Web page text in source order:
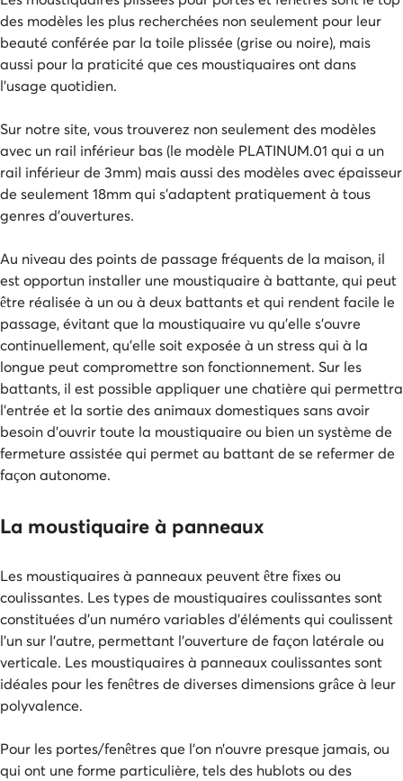
des modèles les plus recherchées non seulement pour leur
beauté conférée par la toile plissée (grise ou noire), mais
aussi pour la praticité que ces moustiquaires ont dans
l’usage quotidien.
Sur notre site, vous trouverez non seulement des modèles
avec un rail inférieur bas (le modèle PLATINUM.01 qui a un
rail inférieur de 3mm) mais aussi des modèles avec épaisseur
de seulement 18mm qui s’adaptent pratiquement à tous
genres d’ouvertures.
Au niveau des points de passage fréquents de la maison, il
est opportun installer une moustiquaire à battante, qui peut
être réalisée à un ou à deux battants et qui rendent facile le
passage, évitant que la moustiquaire vu qu’elle s’ouvre
continuellement, qu’elle soit exposée à un stress qui à la
longue peut compromettre son fonctionnement. Sur les
battants, il est possible appliquer une chatière qui permettra
l’entrée et la sortie des animaux domestiques sans avoir
besoin d’ouvrir toute la moustiquaire ou bien un système de
fermeture assistée qui permet au battant de se refermer de
façon autonome.
La moustiquaire à panneaux
Les moustiquaires à panneaux peuvent être fixes ou
coulissantes. Les types de moustiquaires coulissantes sont
constituées d’un numéro variables d’éléments qui coulissent
l’un sur l’autre, permettant l’ouverture de façon latérale ou
verticale. Les moustiquaires à panneaux coulissantes sont
idéales pour les fenêtres de diverses dimensions grâce à leur
polyvalence.
Pour les portes/fenêtres que l’on n’ouvre presque jamais, ou
qui ont une forme particulière, tels des hublots ou des